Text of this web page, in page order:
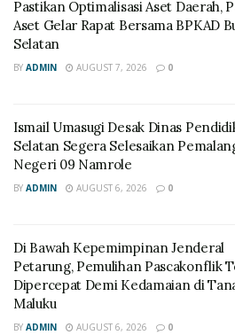
Pastikan Optimalisasi Aset Daerah,
Aset Gelar Rapat Bersama BPKAD
Selatan
BY ADMIN AUGUST 7, 2026 0
Ismail Umasugi Desak Dinas
Selatan Segera Selesaikan
Negeri 09 Namrole
BY ADMIN AUGUST 6, 2026 0
Di Bawah Kepemimpinan Jenderal
Petarung, Pemulihan Pascakonflik
Dipercepat Demi Kedamaian di
Maluku
BY ADMIN AUGUST 6, 2026 0